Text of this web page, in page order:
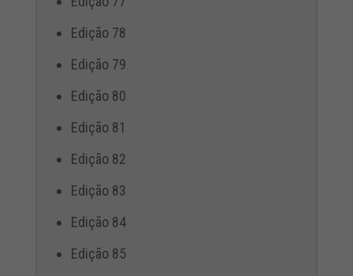
Edição 78
Edição 79
Edição 80
Edição 81
Edição 82
Edição 83
Edição 84
Edição 85